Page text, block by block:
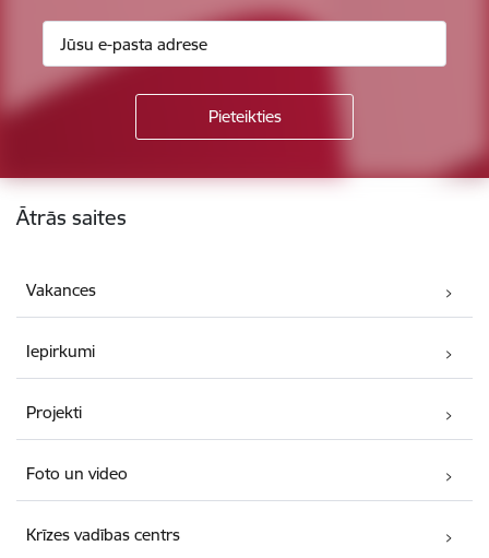
Kājene
Ātrās saites
Vakances
Iepirkumi
Projekti
Foto un video
Krīzes vadības centrs